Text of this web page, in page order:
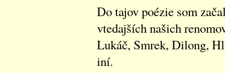
Do tajov poézie som
vtedajších našich
Lukáč, Smrek, Dilong,
iní.